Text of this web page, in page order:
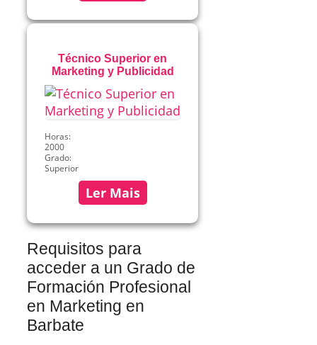
Técnico Superior en
Marketing y Publicidad
Horas:
2000
Grado:
Superior
Ler Mais
Requisitos para
acceder a un Grado de
Formación Profesional
en Marketing en
Barbate